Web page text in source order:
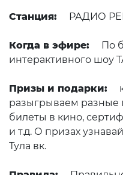
Станция: РАДИО
Когда в эфире:
По
интерактивного шоу
Призы и подарки:
разыгрываем разные
билеты в кино,
и т.д. О призах
Тула вк.